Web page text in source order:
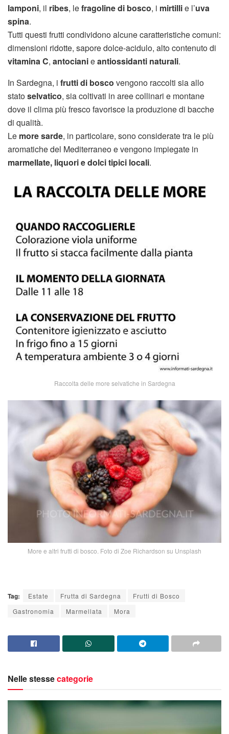
lamponi, il ribes, lefragoline di bosco, i mirtillie l’uva
spina.
Tutti questi frutti condividono alcune caratteristiche comuni:
dimensioni ridotte, sapore dolce-acidulo, alto contenuto di
vitamina C, antocianieantiossidanti naturali.
In Sardegna, i frutti di bosco vengono raccolti sia allo
statoselvatico, sia coltivati in aree collinari e montane
dove il clima più fresco favorisce la produzione di bacche
di qualità.
Le more sarde, in particolare, sono considerate tra le più
aromatiche del Mediterraneo e vengono impiegate in
marmellate, liquori e dolci tipici locali.
Raccolta delle more selvatiche in Sardegna
More e altri frutti di bosco. Foto di Zoe Richardson su Unsplash
Tag: Estate Frutta di Sardegna
Frutti di Bosco
Gastronomia
Marmellata Mora
Nelle stessecategorie